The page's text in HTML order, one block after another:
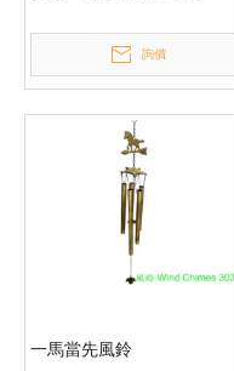
詢價
一馬當先風鈴